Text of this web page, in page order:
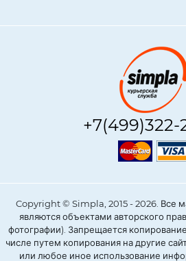
+7(499)322-
Copyright © Simpla, 2015 - 2026. Все
являются объектами авторского
фотографии). Запрещается
числе путем копирования на другие
или любое иное использование